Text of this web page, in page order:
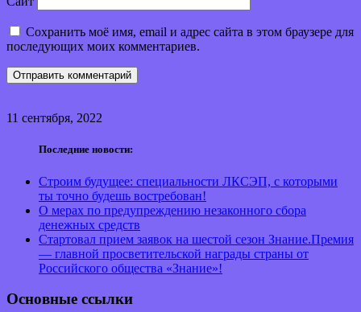
Сохранить моё имя, email и адрес сайта в этом браузере для
последующих моих комментариев.
11 сентября, 2022
Последние новости:
Строим будущее: специальности ЛКСЭП, с которыми
ты точно будешь востребован!
О мерах по предупреждению незаконного сбора
денежных средств
Стартовал прием заявок на шестой сезон Знание.Премия
— главной просветительской награды страны от
Российского общества «Знание»!
Основные ссылки